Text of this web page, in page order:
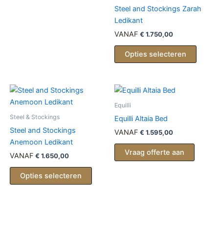
Steel and Stockings Zarah
Ledikant
VANAF € 1.750,00
Opties selecteren
Steel & Stockings
Steel and Stockings
Anemoon Ledikant
VANAF € 1.650,00
Opties selecteren
Equilli
Equilli Altaia Bed
VANAF € 1.595,00
Vraag offerte aan